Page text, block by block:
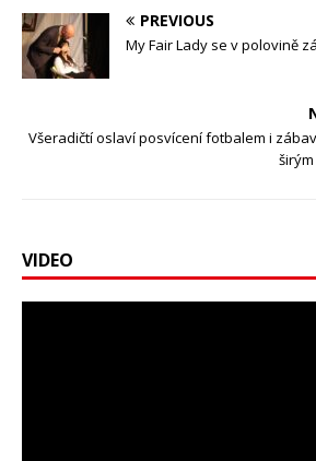
PREVIOUS
My Fair Lady se v polovině
Všeradičtí oslaví posvícení fotbalem i
VIDEO